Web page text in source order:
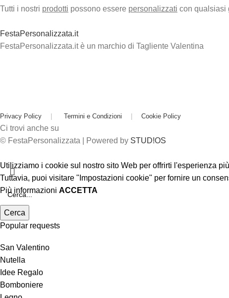
Tutti i nostri prodotti possono essere personalizzati con qualsiasi
FestaPersonalizzata.it
FestaPersonalizzata.it è un marchio di Tagliente Valentina
Privacy Policy | Termini e Condizioni | Cookie Policy
Ci trovi anche su
© FestaPersonalizzata | Powered by STUD!OS
Cerca
Popular requests
San Valentino
Nutella
Idee Regalo
Bomboniere
Utilizziamo i cookie sul nostro sito Web per offrirti l'esperienza
Tuttavia, puoi visitare "Impostazioni cookie" per fornire un
Più informazioni ACCETTA